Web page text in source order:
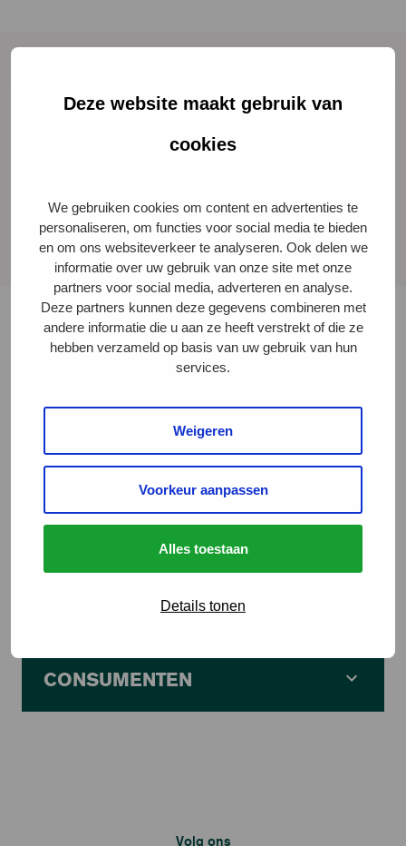
Deze website maakt gebruik van
cookies
We gebruiken cookies om content en advertenties te
personaliseren, om functies voor social media te bieden
en om ons websiteverkeer te analyseren. Ook delen we
informatie over uw gebruik van onze site met onze
partners voor social media, adverteren en analyse.
Deze partners kunnen deze gegevens combineren met
andere informatie die u aan ze heeft verstrekt of die ze
hebben verzameld op basis van uw gebruik van hun
services.
Weigeren
Voorkeur aanpassen
Alles toestaan
Details tonen
Op deze pagina vindt u een overzicht van
verschillende bedrijfstypes die deel kunnen nemen aan
informatie over het bedrijfstype.
CONSUMENTEN
Volg ons